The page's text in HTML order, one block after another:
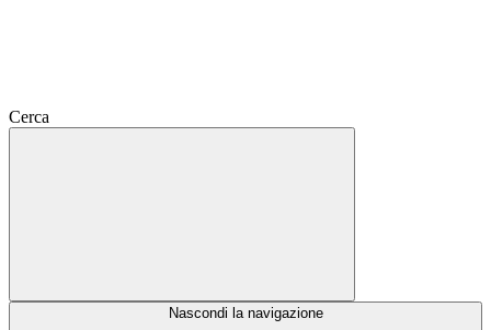
Cerca
Nascondi la navigazione